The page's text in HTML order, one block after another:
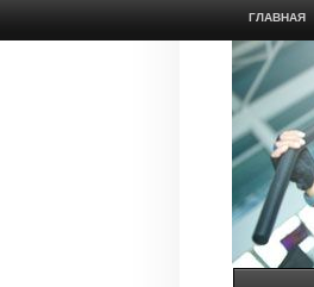
ГЛАВНАЯ